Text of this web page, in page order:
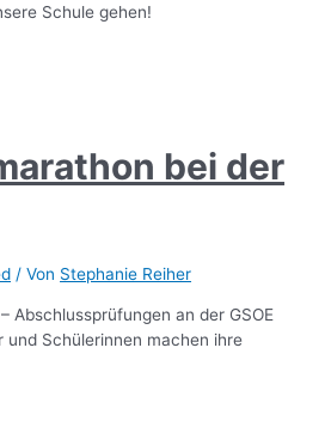
Schule gehen!
bei der
/ Von Stephanie Reiher
Abschlussprüfungen an der GSOE
und Schülerinnen machen ihre